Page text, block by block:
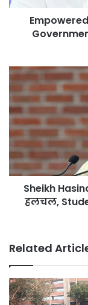
की
Installment
Sheikh
Hasina
को
फांसी
की
सजा:
Bangladesh
में
हलचल,
Student
Leaders
Penalty
कम
Sheikh
हलचल,
Related